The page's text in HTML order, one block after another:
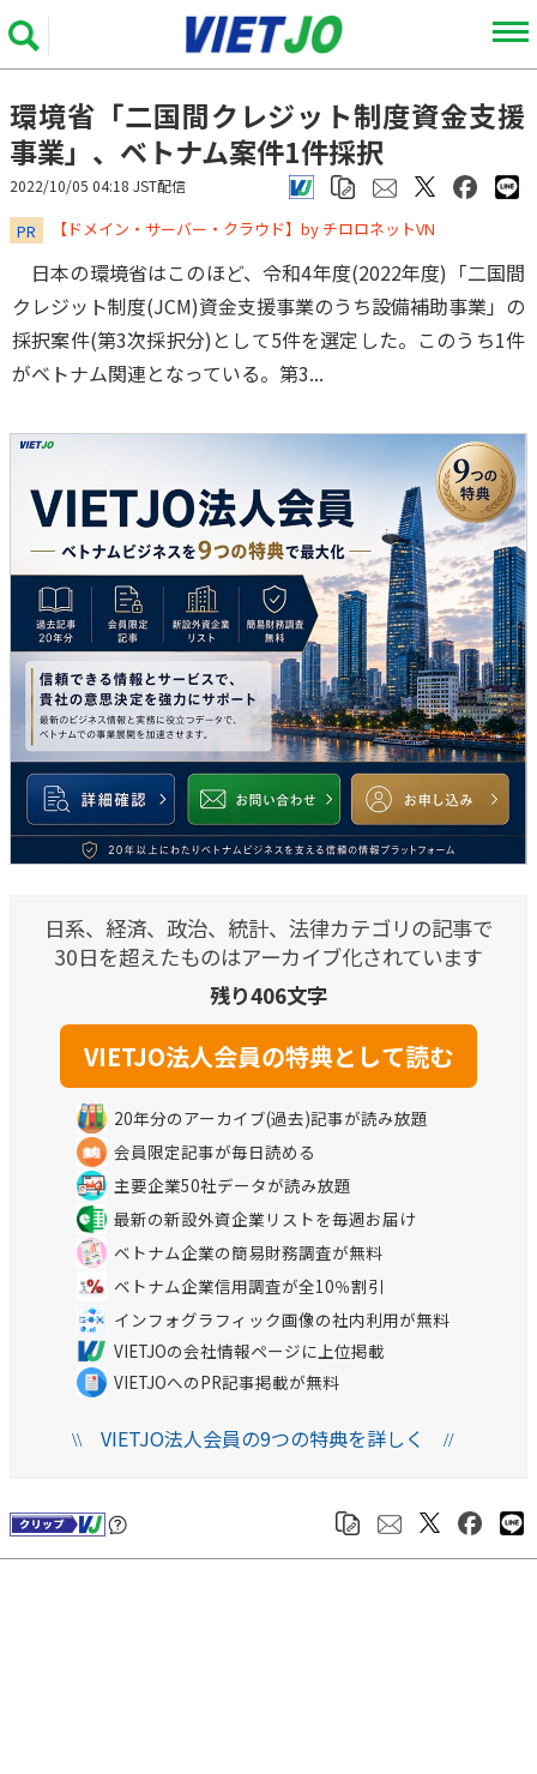
環境省「二国間クレジット制度資金支援
事業」、ベトナム案件1件採択
2022/10/05 04:18 JST配信
PR ​​​​​​​【ドメイン・サーバー・クラウド】by チロロネットVN
日本の環境省はこのほど、令和4年度(2022年度)「二国間
クレジット制度(JCM)資金支援事業のうち設備補助事業」の
採択案件(第3次採択分)として5件を選定した。このうち1件
がベトナム関連となっている。第3...
日系、経済、政治、統計、法律カテゴリの記事で
30日を超えたものはアーカイブ化されています
残り406文字
20年分のアーカイブ(過去)記事が読み放題
会員限定記事が毎日読める
主要企業50社データが読み放題
最新の新設外資企業リストを毎週お届け
ベトナム企業の簡易財務調査が無料
ベトナム企業信用調査が全10％割引
インフォグラフィック画像の社内利用が無料
VIETJOの会社情報ページに上位掲載
VIETJOへのPR記事掲載が無料
\\VIETJO法人会員の9つの特典を詳しく //